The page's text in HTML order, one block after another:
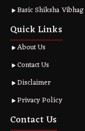
Basic Shiksha Vibhag
Quick Links
About Us
Contact Us
Disclaimer
Privacy Policy
Contact Us